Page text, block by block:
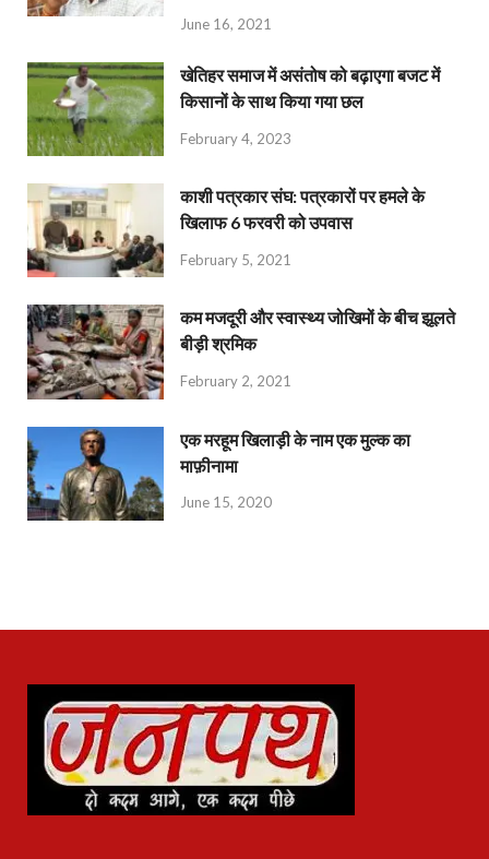
June 16, 2021
खेतिहर समाज में असंतोष को बढ़ाएगा बजट में
किसानों के साथ किया गया छल
February 4, 2023
काशी पत्रकार संघ: पत्रकारों पर हमले के
खिलाफ 6 फरवरी को उपवास
February 5, 2021
कम मजदूरी और स्वास्थ्य जोखिमों के बीच झूलते
बीड़ी श्रमिक
February 2, 2021
एक मरहूम खिलाड़ी के नाम एक मुल्क का
माफ़ीनामा
June 15, 2020